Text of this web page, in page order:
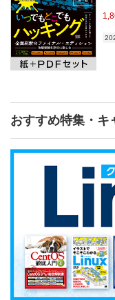
おすすめ特集・キ